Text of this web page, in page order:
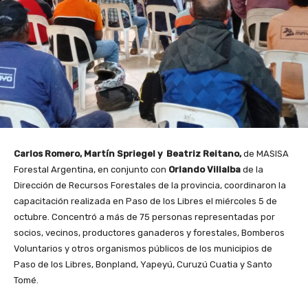
Carlos Romero, Martín Spriegel y Beatriz Reitano,de MASISA
Forestal Argentina, en conjunto con Orlando Villalba de la
Dirección de Recursos Forestales de la provincia, coordinaron la
capacitación realizada en Paso de los Libres el miércoles 5 de
octubre. Concentró a más de 75 personas representadas por
socios, vecinos, productores ganaderos y forestales, Bomberos
Voluntarios y otros organismos públicos de los municipios de
Paso de los Libres, Bonpland, Yapeyú, Curuzú Cuatia y Santo
Tomé.